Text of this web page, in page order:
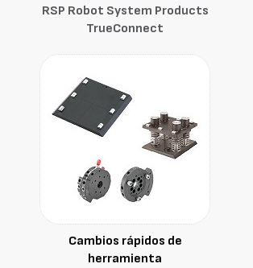
RSP Robot System Products
TrueConnect
Cambios rápidos de
herramienta